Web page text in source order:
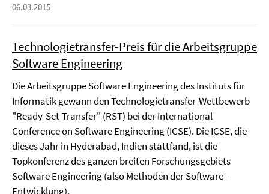
06.03.2015
Technologietransfer-Preis für die Arbeitsgruppe
Software Engineering
Die Arbeitsgruppe Software Engineering des Instituts für
Informatik gewann den Technologietransfer-Wettbewerb
"Ready-Set-Transfer" (RST) bei der International
Conference on Software Engineering (ICSE). Die ICSE, die
dieses Jahr in Hyderabad, Indien stattfand, ist die
Topkonferenz des ganzen breiten Forschungsgebiets
Software Engineering (also Methoden der Software-
Entwicklung).